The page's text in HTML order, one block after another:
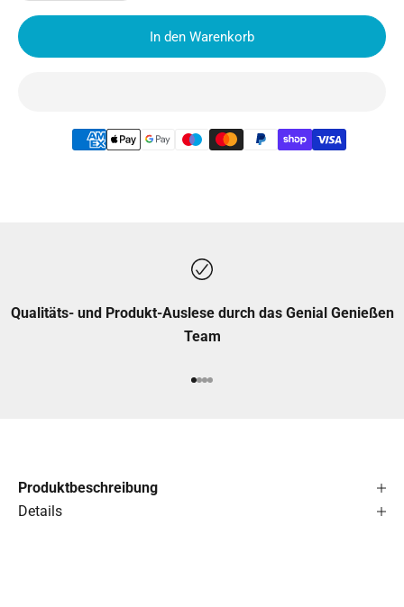
In den Warenkorb
Qualitäts- und Produkt-Auslese durch das Genial Genießen
Team
Gehe zu Element 1
Gehe zu Element 2
Gehe zu Element 3
Gehe zu Element 4
Produktbeschreibung
Details